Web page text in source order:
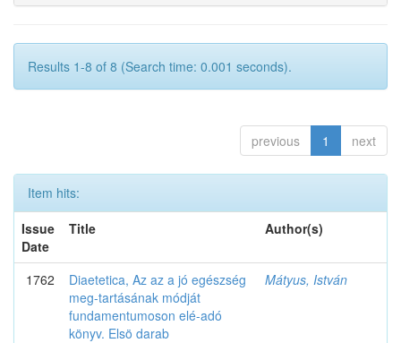
Results 1-8 of 8 (Search time: 0.001 seconds).
previous 1 next
Item hits:
Issue
Date
Title Author(s)
1762
Diaetetica, Az az a jó egészség
meg-tartásának módját
fundamentumoson elé-adó
könyv. Elsö darab
Mátyus, István